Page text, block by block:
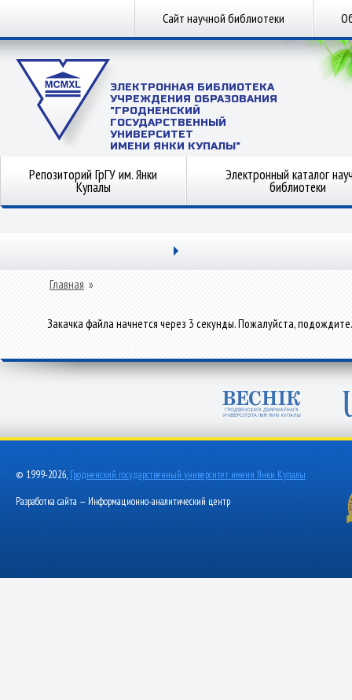
Сайт научной библиотеки
ЭЛЕКТРОННАЯ БИБЛИОТЕКА
УЧРЕЖДЕНИЯ ОБРАЗОВАНИЯ
"ГРОДНЕНСКИЙ
ГОСУДАРСТВЕННЫЙ
УНИВЕРСИТЕТ
ИМЕНИ ЯНКИ КУПАЛЫ"
Репозиторий ГрГУ им. Янки
Купалы
Электронный каталог
библиотеки
Главная »
Закачка файла начнется через 3 секунды. Пожалуйста, подождите.
© 1999-2026, Гродненский государственный университет имени Янки Купалы
Разработка сайта — Информационно-аналитический центр